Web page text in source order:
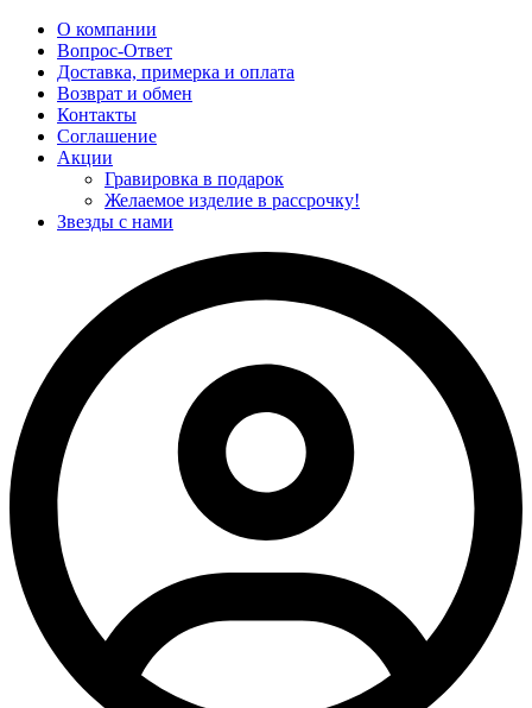
О компании
Вопрос-Ответ
Доставка, примерка и оплата
Возврат и обмен
Контакты
Соглашение
Акции
Гравировка в подарок
Желаемое изделие в рассрочку!
Звезды с нами